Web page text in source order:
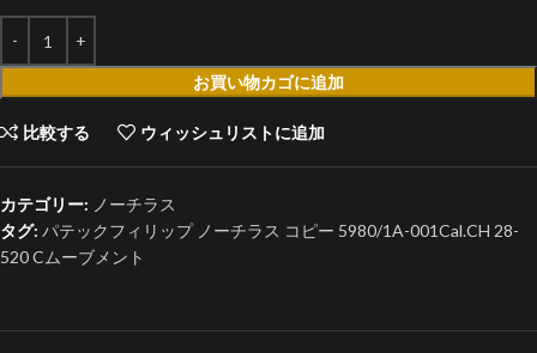
お買い物カゴに追加
比較する ウィッシュリストに追加
カテゴリー: ノーチラス
タグ: パテックフィリップ ノーチラス コピー 5980/1A-001Cal.CH 28-
520 Cムーブメント